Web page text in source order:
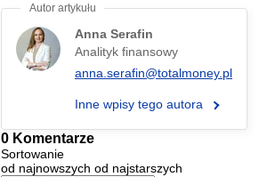
Anna Serafin
Analityk finansowy
anna.serafin@totalmoney.pl
Inne wpisy tego autora
0 Komentarze
Sortowanie
od najnowszych od najstarszych